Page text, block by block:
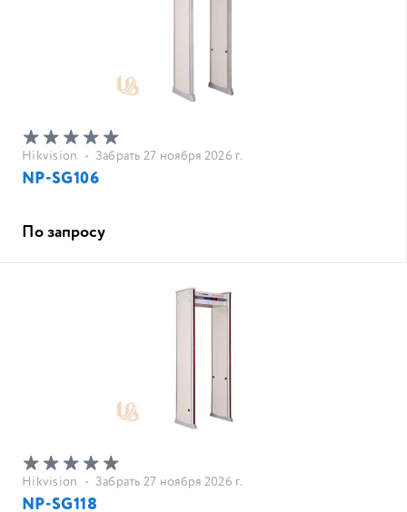
Hikvision • Забрать 27 ноября 2026 г.
NP-SG106
По запросу
Hikvision • Забрать 27 ноября 2026 г.
NP-SG118